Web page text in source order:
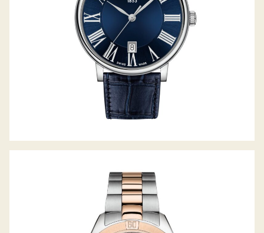
PR100 SPORT-CHIC CHRONOGRAPH